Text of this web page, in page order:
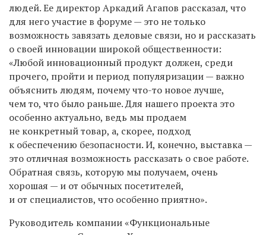
людей. Ее директор Аркадий Агапов рассказал, что
для него участие в форуме — это не только
возможность завязать деловые связи, но и рассказать
о своей инновации широкой общественности:
«Любой инновационный продукт должен, среди
прочего, пройти и период популяризации — важно
объяснить людям, почему что-то новое лучше,
чем то, что было раньше. Для нашего проекта это
особенно актуально, ведь мы продаем
не конкретный товар, а, скорее, подход
к обеспечению безопасности. И, конечно, выставка —
это отличная возможность рассказать о свое работе.
Обратная связь, которую мы получаем, очень
хорошая — и от обычных посетителей,
и от специалистов, что особенно приятно».
Руководитель компании «Функциональные